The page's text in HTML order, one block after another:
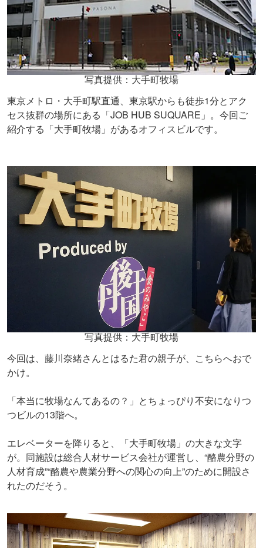
写真提供：大手町牧場
東京メトロ・大手町駅直通、東京駅からも徒歩1分とアク
セス抜群の場所にある「JOB HUB SUQUARE」。今回ご
紹介する「大手町牧場」があるオフィスビルです。
写真提供：大手町牧場
今回は、藤川奈緒さんとはるた君の親子が、こちらへおで
かけ。
「本当に牧場なんてあるの？」とちょっぴり不安になりつ
つビルの13階へ。
エレベーターを降りると、「大手町牧場」の大きな文字
が。同施設は総合人材サービス会社が運営し、“酪農分野の
人材育成”“酪農や農業分野への関心の向上”のために開設さ
れたのだそう。